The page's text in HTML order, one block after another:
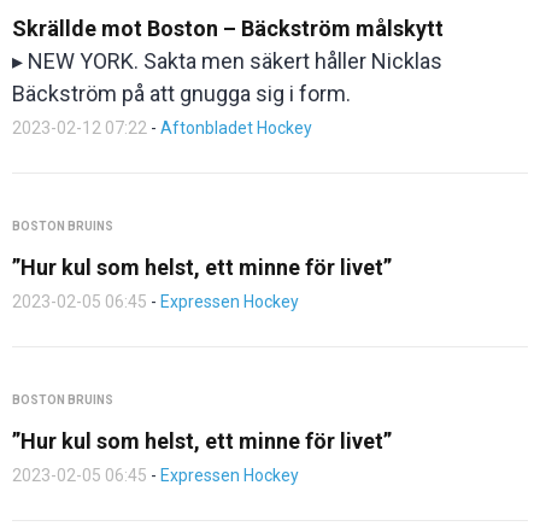
Skrällde mot Boston – Bäckström målskytt
▸ NEW YORK. Sakta men säkert håller Nicklas
Bäckström på att gnugga sig i form.
2023-02-12 07:22 - Aftonbladet Hockey
BOSTON BRUINS
”Hur kul som helst, ett minne för livet”
2023-02-05 06:45 - Expressen Hockey
BOSTON BRUINS
”Hur kul som helst, ett minne för livet”
2023-02-05 06:45 - Expressen Hockey